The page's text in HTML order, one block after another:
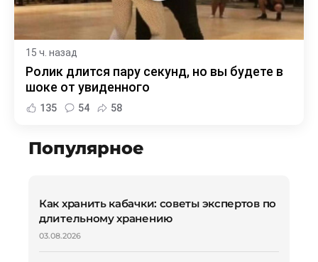
15 ч. назад
Ролик длится пару секунд, но вы будете в
шоке от увиденного
135 54 58
Популярное
Как хранить кабачки: советы экспертов по
длительному хранению
03.08.2026